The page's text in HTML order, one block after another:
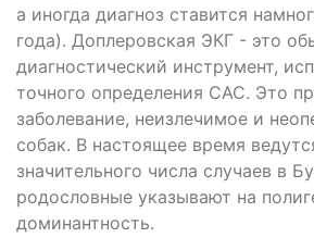
а иногда диагноз ставится
года). Доплеровская ЭКГ - это
диагностический инструмент,
точного определения САС. Это
заболевание, неизлечимое и
собак. В настоящее время
значительного числа случаев в
родословные указывают на
доминантность.